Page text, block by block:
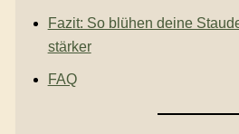
Fazit: So blühen deine
stärker
FAQ